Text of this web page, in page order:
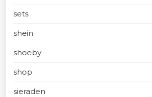
sets
shein
shoeby
shop
sieraden